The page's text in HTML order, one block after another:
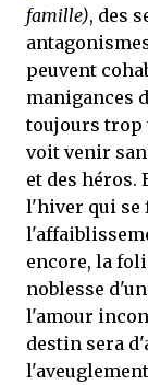
famille), des
peuvent
manigances
toujours trop
voit venir
et des héros.
l'hiver qui se
encore, la
noblesse
l'amour
destin sera